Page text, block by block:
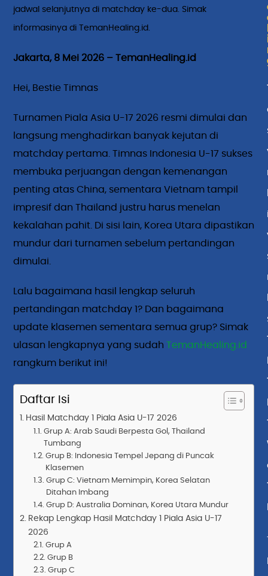
jadwal selanjutnya di matchday ke-dua. Simak
informasinya di TemanHealing.id.
Jakarta, 8 Mei 2026 – TemanHealing.id
Hei, Bestie Timnas
Turnamen Piala Asia U-17 2026 resmi dimulai dan
langsung menghadirkan banyak kejutan di
matchday pertama. Timnas Indonesia U-17 sukses
membuka perjuangan dengan kemenangan
penting atas China, sementara Vietnam tampil
impresif dan Thailand justru harus menelan
kekalahan pahit. Di sisi lain, Korea Utara dipastikan
mundur dari turnamen sebelum pertandingan
dimulai.
Lalu bagaimana hasil lengkap seluruh
pertandingan matchday 1? Dan bagaimana
update klasemen sementara semua grup? Simak
ulasan lengkapnya yang sudahTemanHealing.id
rangkum berikut ini!
Daftar Isi
Hasil Matchday 1 Piala Asia U-17 2026
Grup A: Arab Saudi Berpesta Gol, Thailand
Tumbang
Grup B: Indonesia Tempel Jepang di Puncak
Klasemen
Grup C: Vietnam Memimpin, Korea Selatan
Ditahan Imbang
Grup D: Australia Dominan, Korea Utara Mundur
Rekap Lengkap Hasil Matchday 1 Piala Asia U-17
2026
Grup A
Grup B
Grup C